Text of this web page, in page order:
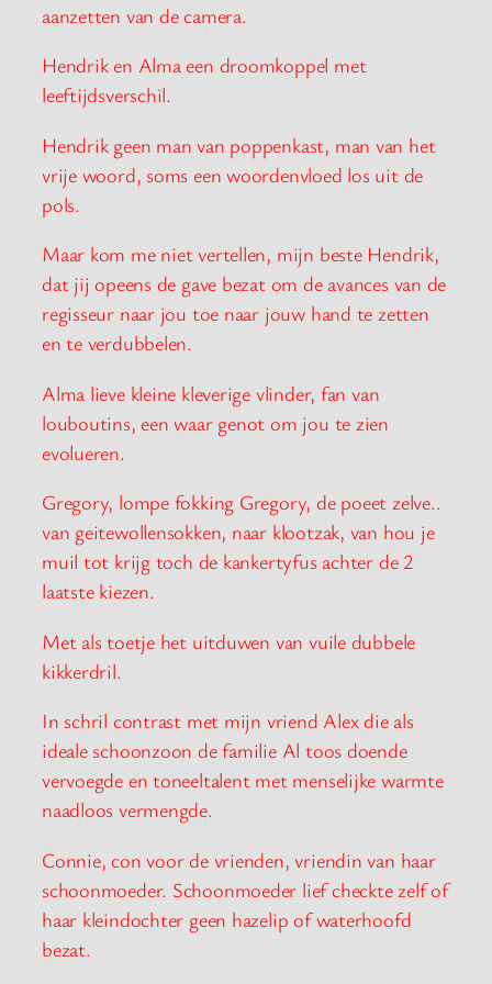
aanzetten van de camera.
Hendrik en Alma een droomkoppel met
leeftijdsverschil.
Hendrik geen man van poppenkast, man van het
vrije woord, soms een woordenvloed los uit de
pols.
Maar kom me niet vertellen, mijn beste Hendrik,
dat jij opeens de gave bezat om de avances van de
regisseur naar jou toe naar jouw hand te zetten
en te verdubbelen.
Alma lieve kleine kleverige vlinder, fan van
louboutins, een waar genot om jou te zien
evolueren.
Gregory, lompe fokking Gregory, de poeet zelve..
van geitewollensokken, naar klootzak, van hou je
muil tot krijg toch de kankertyfus achter de 2
laatste kiezen.
Met als toetje het uitduwen van vuile dubbele
kikkerdril.
In schril contrast met mijn vriend Alex die als
ideale schoonzoon de familie Al toos doende
vervoegde en toneeltalent met menselijke warmte
naadloos vermengde.
Connie, con voor de vrienden, vriendin van haar
schoonmoeder. Schoonmoeder lief checkte zelf of
haar kleindochter geen hazelip of waterhoofd
bezat.